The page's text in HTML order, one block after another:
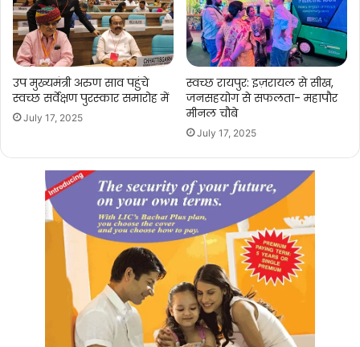
उप मुख्यमंत्री अरुण साव पहुंचे
स्वच्छ सर्वेक्षण पुरस्कार समारोह में
July 17, 2025
स्वच्छ रायपुर: इज़रायल से सीख,
जनसहयोग से सफलता- महापौर
मीनल चौबे
July 17, 2025